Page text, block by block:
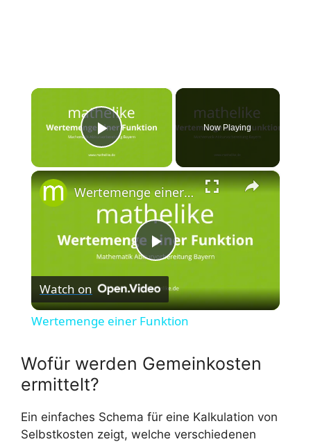
×
Play Video
Now Playing
×
P
l
V
Wertemenge einer Funktion
Watch on
Wertemenge einer Funktion
Wofür werden Gemeinkosten
ermittelt?
Ein einfaches Schema für eine Kalkulation von
Selbstkosten zeigt, welche verschiedenen